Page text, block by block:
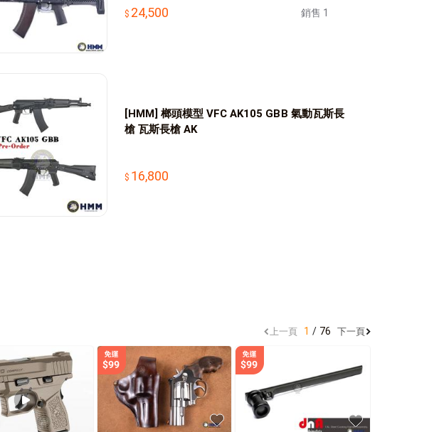
24,500 銷售 1
[HMM] 榔頭模型 VFC AK105 GBB 氣動瓦斯長
槍 瓦斯長槍 AK
16,800
上一頁 1 76 下一頁